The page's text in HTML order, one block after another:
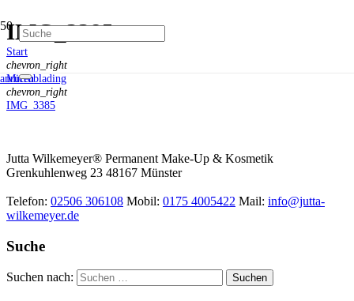
anrufen
IMG_3385
Start
chevron_right
Microblading
chevron_right
IMG_3385
Jutta Wilkemeyer® Permanent Make-Up & Kosmetik
Grenkuhlenweg 23 48167 Münster
Telefon: 02506 306108 Mobil: 0175 4005422 Mail: info@jutta-
wilkemeyer.de
Suche
Suchen nach: